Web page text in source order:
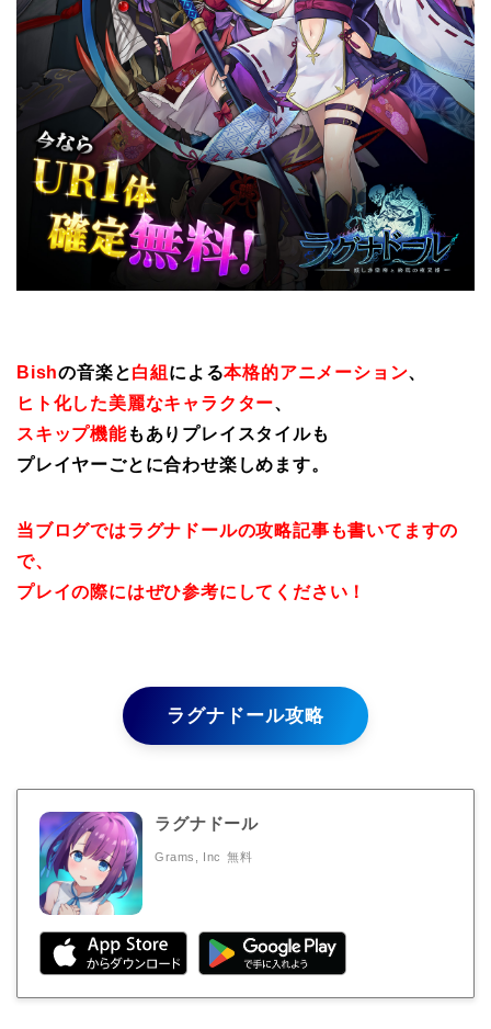
Bishの音楽と白組 による本格的アニメーション、
ヒト化した美麗なキャラクター、
スキップ機能もありプレイスタイルも
プレイヤーごとに合わせ楽しめます。
当ブログではラグナドールの攻略記事も書いてますの
で、
プレイの際にはぜひ参考にしてください！
ラグナドール攻略
ラグナドール
Grams, Inc 無料